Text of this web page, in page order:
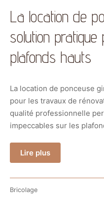
La location de
solution
plafonds hauts
La location de ponceuse
pour les travaux de
qualité professionnelle
impeccables sur les
Lire plus
Bricolage